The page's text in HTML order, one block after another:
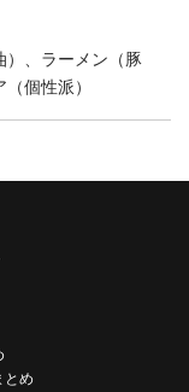
）、ラーメン（豚
個性派）
とめ